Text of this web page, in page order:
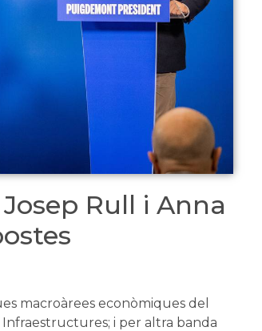
Rull i Anna
macroàrees econòmiques del
Infraestructures; i per altra banda